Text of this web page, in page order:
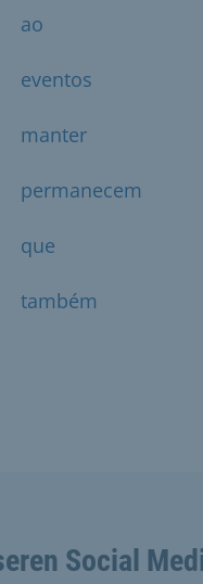
ao
eventos
manter
permanecem
que
também
Social